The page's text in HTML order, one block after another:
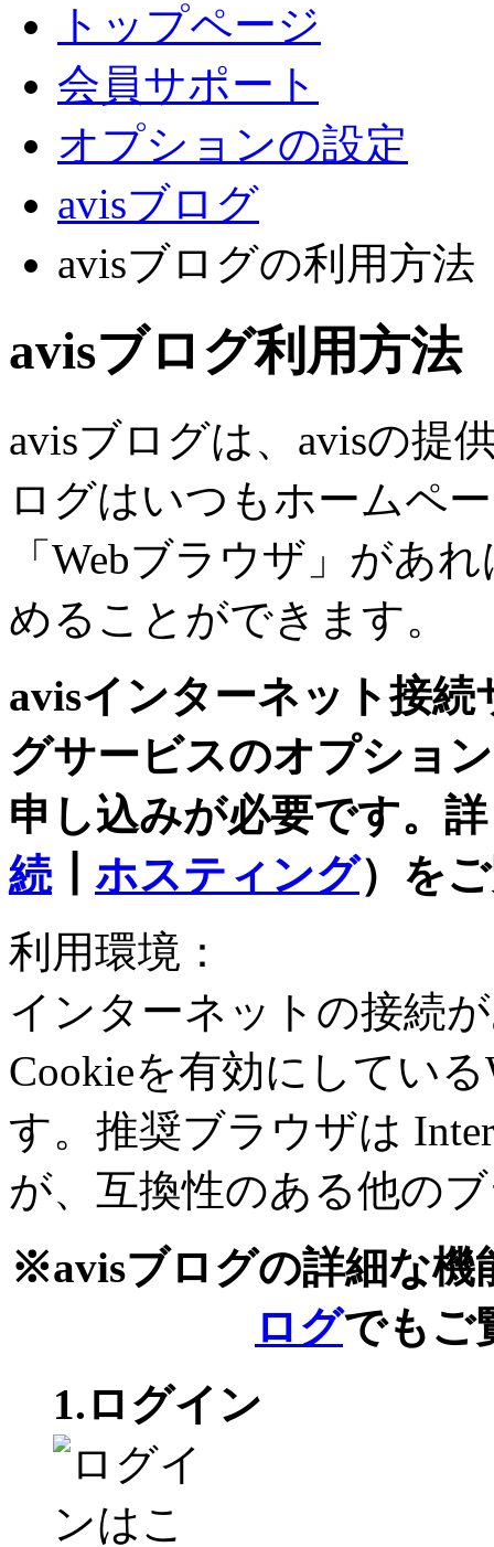
トップページ
会員サポート
オプションの設定
avisブログ
avisブログの利用方法
avisブログ利用方法
avisブログは、avisの提
ログはいつもホームペ
「Webブラウザ」があ
めることができます。
avisインターネット接
グサービスのオプショ
申し込みが必要です。
続┃ ホスティング）を
利用環境：
インターネットの接続
Cookieを有効にしてい
す。推奨ブラウザは
が、互換性のある他の
※avisブログの詳細な機
ログでもご
1.ログイン